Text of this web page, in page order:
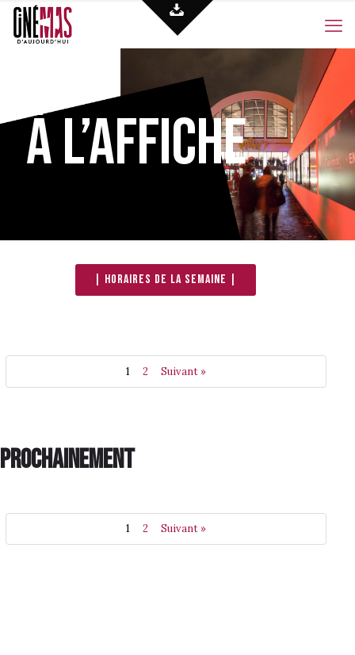
À l’affiche
| Horaires de la semaine |
1 2 Suivant »
PROCHAINEMENT
1 2 Suivant »